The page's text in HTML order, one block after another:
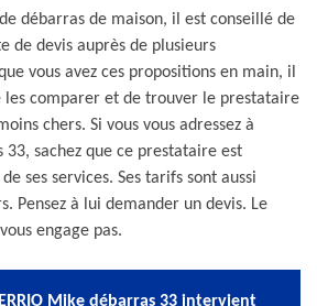
débarras de maison, il est conseillé de
de devis auprès de plusieurs
vous avez ces propositions en main, il
les comparer et de trouver le prestataire
chers. Si vous vous adressez à
33, sachez que ce prestataire est
ses services. Ses tarifs sont aussi
Pensez à lui demander un devis. Le
engage pas.
Mike débarras 33 intervient